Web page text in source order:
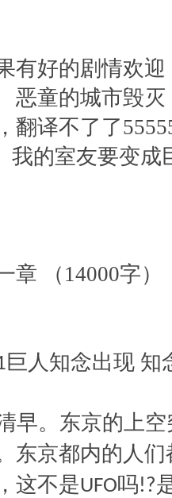
有好的剧情欢迎
恶童的城市毁灭
翻译不了了
的室友要变成
章 （14000字）
巨人知念出现 知
早。东京的上
东京都内的人
这不是UFO吗!?